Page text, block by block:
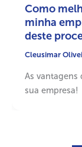
Como
minha
deste
Cleusimar
As
sua empresa!